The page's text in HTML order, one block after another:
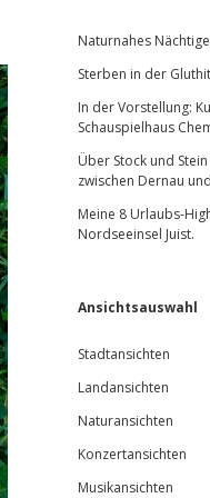
Naturnahes
Sterben in der
In der Vorstellung:
Schauspielhaus
Über Stock und
zwischen Dernau
Meine 8 Urlaubs-
Nordseeinsel Juist.
Ansichtsauswahl
Stadtansichten
Landansichten
Naturansichten
Konzertansichten
Musikansichten